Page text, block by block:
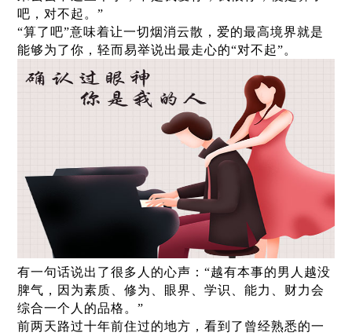
吧，对不起。”
“算了吧”意味着让一切烟消云散，爱的最高境界就是
能够为了你，轻而易举说出最走心的“对不起”。
有一句话说出了很多人的心声：“越有本事的男人越没
脾气，因为素质、修为、眼界、学识、能力、财力会
综合一个人的品格。”
前两天路过十年前住过的地方，看到了曾经熟悉的一